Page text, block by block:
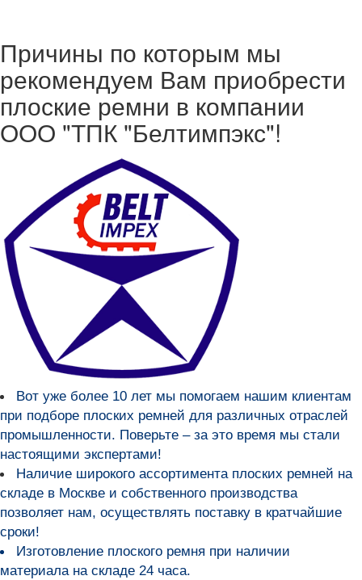
Причины по которым мы
рекомендуем Вам приобрести
плоские ремни в компании
ООО "ТПК "Белтимпэкс"!
Вот уже более 10 лет мы помогаем нашим клиентам
при подборе плоских ремней для различных отраслей
промышленности. Поверьте – за это время мы стали
настоящими экспертами!
Наличие широкого ассортимента плоских ремней на
складе в Москве и собственного производства
позволяет нам, осуществлять поставку в кратчайшие
сроки!
Изготовление плоского ремня при наличии
материала на складе 24 часа.